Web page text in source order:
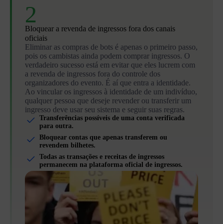
2
Bloquear a revenda de ingressos fora dos canais
oficiais
Eliminar as compras de bots é apenas o primeiro passo,
pois os cambistas ainda podem comprar ingressos. O
verdadeiro sucesso está em evitar que eles lucrem com
a revenda de ingressos fora do controle dos
organizadores do evento. É aí que entra a identidade.
Ao vincular os ingressos à identidade de um indivíduo,
qualquer pessoa que deseje revender ou transferir um
ingresso deve usar seu sistema e seguir suas regras.
Transferências possíveis de uma conta verificada
para outra.
Bloquear contas que apenas transferem ou
revendem bilhetes.
Todas as transações e receitas de ingressos
permanecem na plataforma oficial de ingressos.